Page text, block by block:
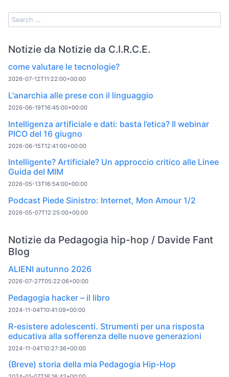
Notizie da Notizie da C.I.R.C.E.
come valutare le tecnologie?
2026-07-12T11:22:00+00:00
L'anarchia alle prese con il linguaggio
2026-06-19T16:45:00+00:00
Intelligenza artificiale e dati: basta l’etica? Il webinar
PICO del 16 giugno
2026-06-15T12:41:00+00:00
Intelligente? Artificiale? Un approccio critico alle Linee
Guida del MIM
2026-05-13T16:54:00+00:00
Podcast Piede Sinistro: Internet, Mon Amour 1/2
2026-05-07T12:25:00+00:00
Notizie da Pedagogia hip-hop / Davide Fant
Blog
ALIENI autunno 2026
2026-07-27T05:22:06+00:00
Pedagogia hacker – il libro
2024-11-04T10:41:09+00:00
R-esistere adolescenti. Strumenti per una risposta
educativa alla sofferenza delle nuove generazioni
2024-11-04T10:27:36+00:00
(Breve) storia della mia Pedagogia Hip-Hop